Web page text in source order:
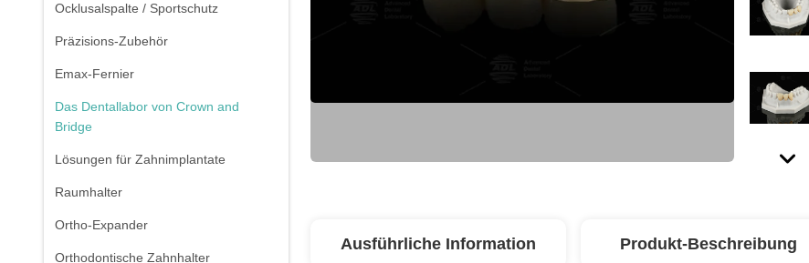
Ocklusalspalte / Sportschutz
Präzisions-Zubehör
Emax-Fernier
Das Dentallabor von Crown and
Bridge
Lösungen für Zahnimplantate
Raumhalter
Ortho-Expander
Orthodontische Zahnhalter
Ausführliche Information Produkt-Beschreibung